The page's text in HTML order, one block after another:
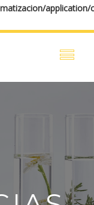
application/